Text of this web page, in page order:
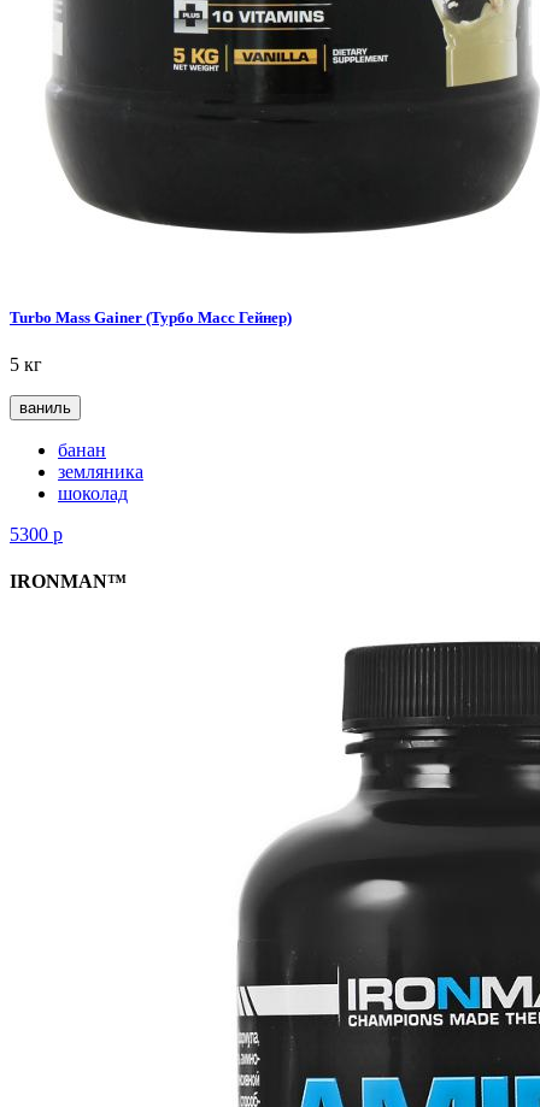
Turbo Mass Gainer (Турбо Масс Гейнер)
5 кг
ваниль
банан
земляника
шоколад
5300 р
IRONMAN™